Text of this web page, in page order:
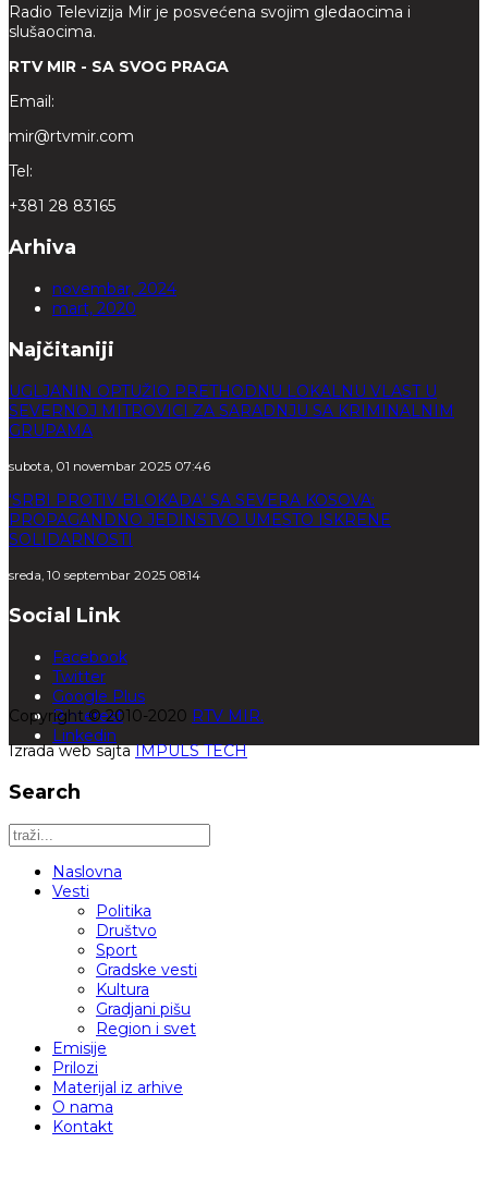
Radio Televizija Mir je posvećena svojim gledaocima i
slušaocima.
RTV MIR - SA SVOG PRAGA
Email:
mir@rtvmir.com
Tel:
+381 28 83165
Arhiva
novembar, 2024
mart, 2020
Najčitaniji
UGLJANIN OPTUŽIO PRETHODNU LOKALNU VLAST U
SEVERNOJ MITROVICI ZA SARADNJU SA KRIMINALNIM
GRUPAMA
subota, 01 novembar 2025 07:46
‘SRBI PROTIV BLOKADA’ SA SEVERA KOSOVA:
PROPAGANDNO JEDINSTVO UMESTO ISKRENE
SOLIDARNOSTI
sreda, 10 septembar 2025 08:14
Social Link
Facebook
Twitter
Google Plus
Pinterest
Linkedin
Copyright © 2010-2020 RTV MIR.
Izrada web sajtaIMPULS TECH
Search
Naslovna
Vesti
Politika
Društvo
Sport
Gradske vesti
Kultura
Gradjani pišu
Region i svet
Emisije
Prilozi
Materijal iz arhive
O nama
Kontakt